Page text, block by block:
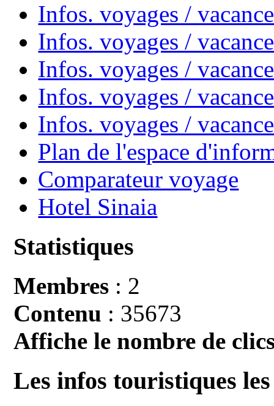
Infos. voyages /
Infos. voyages /
Infos. voyages /
Infos. voyages /
Infos. voyages /
Plan de l'espace
Comparateur voyage
Hotel Sinaia
Statistiques
Membres : 2
Contenu : 35673
Affiche le nombre de
Les infos touristiques